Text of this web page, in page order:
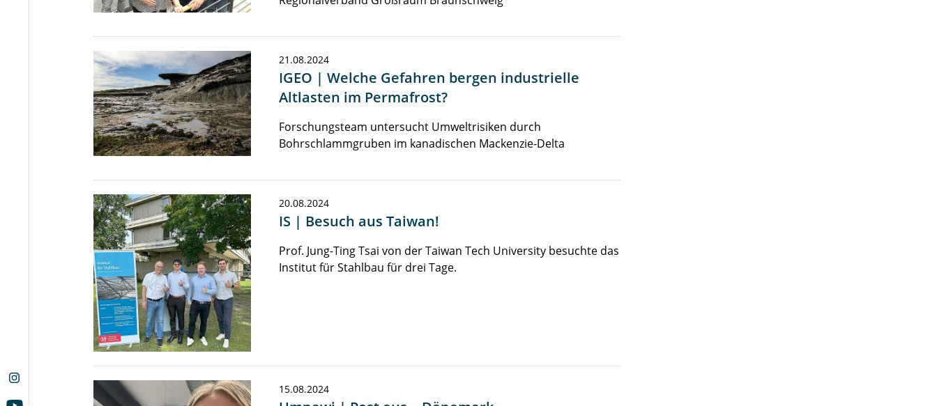
21.08.2024
IGEO | Welche Gefahren bergen industrielle
Altlasten im Permafrost?
Forschungsteam untersucht Umweltrisiken durch
Bohrschlammgruben im kanadischen Mackenzie-Delta
20.08.2024
IS | Besuch aus Taiwan!
Prof. Jung-Ting Tsai von der Taiwan Tech University besuchte das
Institut für Stahlbau für drei Tage.
15.08.2024